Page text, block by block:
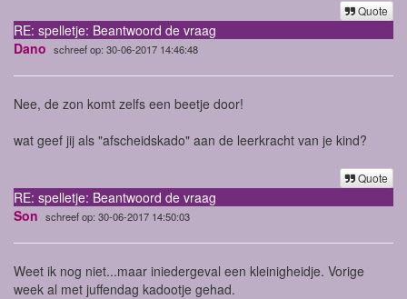
Quote
RE: spelletje: Beantwoord de vraag
Dano schreef op: 30-06-2017 14:46:48
Nee, de zon komt zelfs een beetje door!
wat geef jij als "afscheidskado" aan de leerkracht van je kind?
Quote
RE: spelletje: Beantwoord de vraag
Son schreef op: 30-06-2017 14:50:03
Weet ik nog niet...maar iniedergeval een kleinigheidje. Vorige
week al met juffendag kadootje gehad.